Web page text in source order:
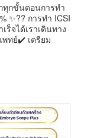
ทุกขั้นตอนการทำ
✨?? การทำ ICSI
ร็จได้เราเดินทาง
ทย์✔️ เตรียม